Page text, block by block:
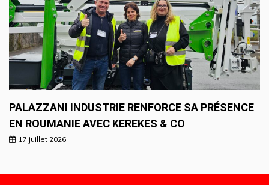
PALAZZANI INDUSTRIE RENFORCE SA PRÉSENCE
EN ROUMANIE AVEC KEREKES & CO
17 juillet 2026